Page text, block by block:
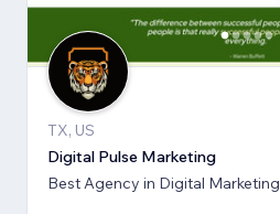
TX, US
Digital Pulse Marketing
Best Agency in Digital Marketing